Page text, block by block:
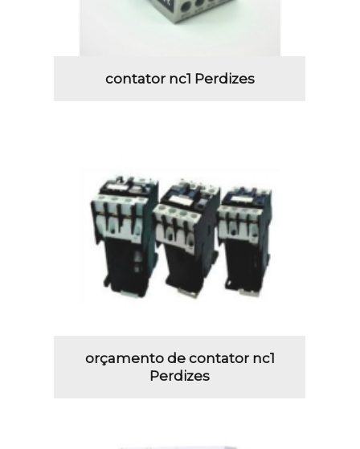
contator nc1 Perdizes
orçamento de contator nc1
Perdizes